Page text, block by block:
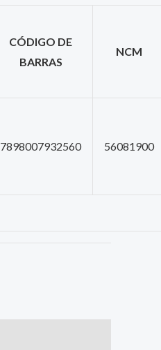
CÓDIGO DE
BARRAS
NCM
7898007932560 56081900